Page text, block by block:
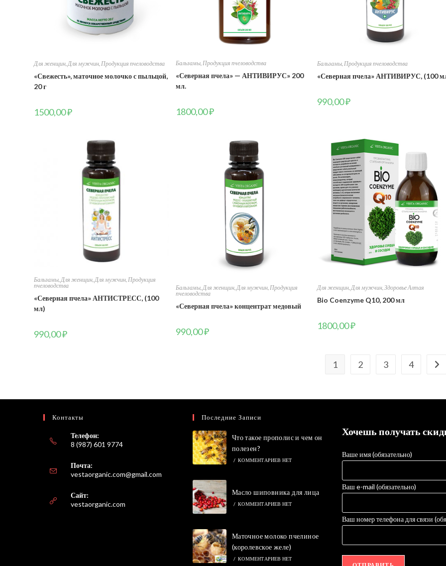
Для женщин Для мужчин Продукция пчеловодства
«Свежесть», маточное молочко с пыльцой,
20 г
1500,00₽
Бальзамы,Продукция пчеловодства
«Северная пчела» — АНТИВИРУС» 200
мл.
1800,00₽
Бальзамы, Продукция пчеловодства
«Северная пчела» АНТИВИРУС, (100
990,00₽
Бальзамы Для женщин Для мужчин Продукция
пчеловодства
«Северная пчела» АНТИСТРЕСС, (100
мл)
990,00₽
Бальзамы,Для женщин,Для мужчин,Продукция
пчеловодства
«Северная пчела» концентрат медовый
990,00₽
Для женщин,Для мужчин,Здоровье Алтая
Bio Coenzyme Q10, 200 мл
1800,00₽
1 2 3 4
Контакты
Телефон:
8 (987) 601 9774
Почта:
vestaorganic.com@gmail.com
приложении
Сайт:
vestaorganic.com
Последние Записи
Что такое прополис и чем он
полезен?
/ КОММЕНТАРИЕВ НЕТ
Масло шиповника для лица
/ КОММЕНТАРИЕВ НЕТ
Маточное молоко пчелиное
(королевское желе)
/ КОММЕНТАРИЕВ НЕТ
Хочешь получать
Ваше имя (обязательно)
Ваш e-mail (обязательно)
Ваш номер телефона для связи